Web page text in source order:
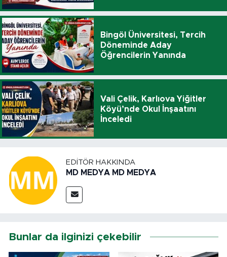
Bingöl Üniversitesi, Tercih
Döneminde Aday
Öğrencilerin Yanında
Vali Çelik, Karlıova Yiğitler
Köyü’nde Okul İnşaatını
İnceledi
EDITÖR HAKKINDA
MD MEDYA MD MEDYA
Bunlar da ilginizi çekebilir